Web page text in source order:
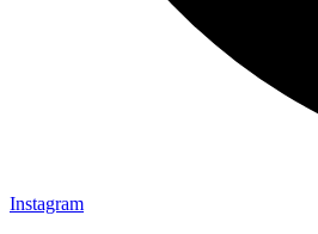
Instagram